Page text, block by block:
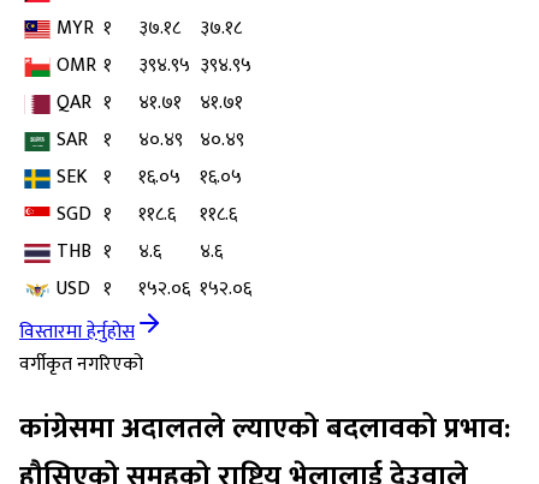
MYR १ ३७.१८
३७.१८
OMR १ ३९४.९५ ३९४.९५
QAR १ ४१.७१
४१.७१
SAR १ ४०.४९ ४०.४९
SEK १ १६.०५
१६.०५
SGD १ ११८.६
११८.६
THB १ ४.६
४.६
USD १ १५२.०६ १५२.०६
विस्तारमा हेर्नुहोस
वर्गीकृत नगरिएको
कांग्रेसमा अदालतले ल्याएको बदलावको प्रभाव: